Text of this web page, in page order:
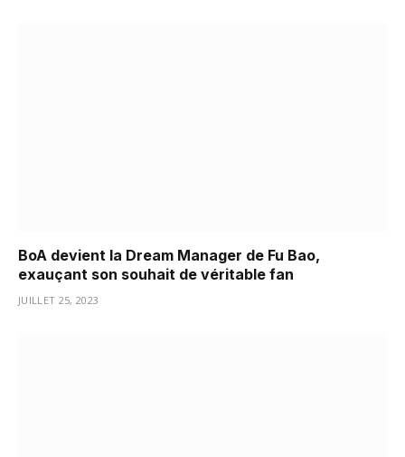
BoA devient la Dream Manager de Fu Bao,
exauçant son souhait de véritable fan
JUILLET 25, 2023